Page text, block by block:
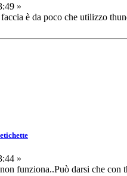
»
è da poco che utilizzo
»
funziona..Può darsi che con